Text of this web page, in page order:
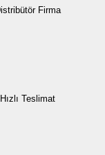
Firma
Hızlı Teslimat